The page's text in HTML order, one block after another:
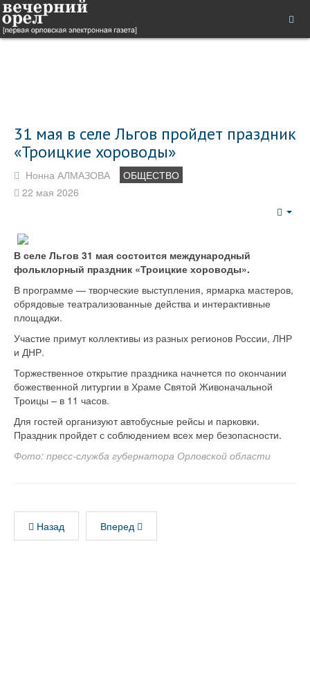
31 мая в селе Льгов пройдет праздник
«Троицкие хороводы»
Нонна АЛМАЗОВА
ОБЩЕСТВО
22 мая 2026
В селе Льгов 31 мая состоится международный
фольклорный праздник «Троицкие хороводы».
В программе — творческие выступления, ярмарка мастеров,
обрядовые театрализованные действа и интерактивные
площадки.
Участие примут коллективы из разных регионов России, ЛНР
и ДНР.
Торжественное открытие праздника начнется по окончании
божественной литургии в Храме Святой Живоначальной
Троицы – в 11 часов.
Для гостей организуют автобусные рейсы и парковки.
Праздник пройдет с соблюдением всех мер безопасности.
Фото: пресс-служба губернатора Орловской области
Назад Вперед